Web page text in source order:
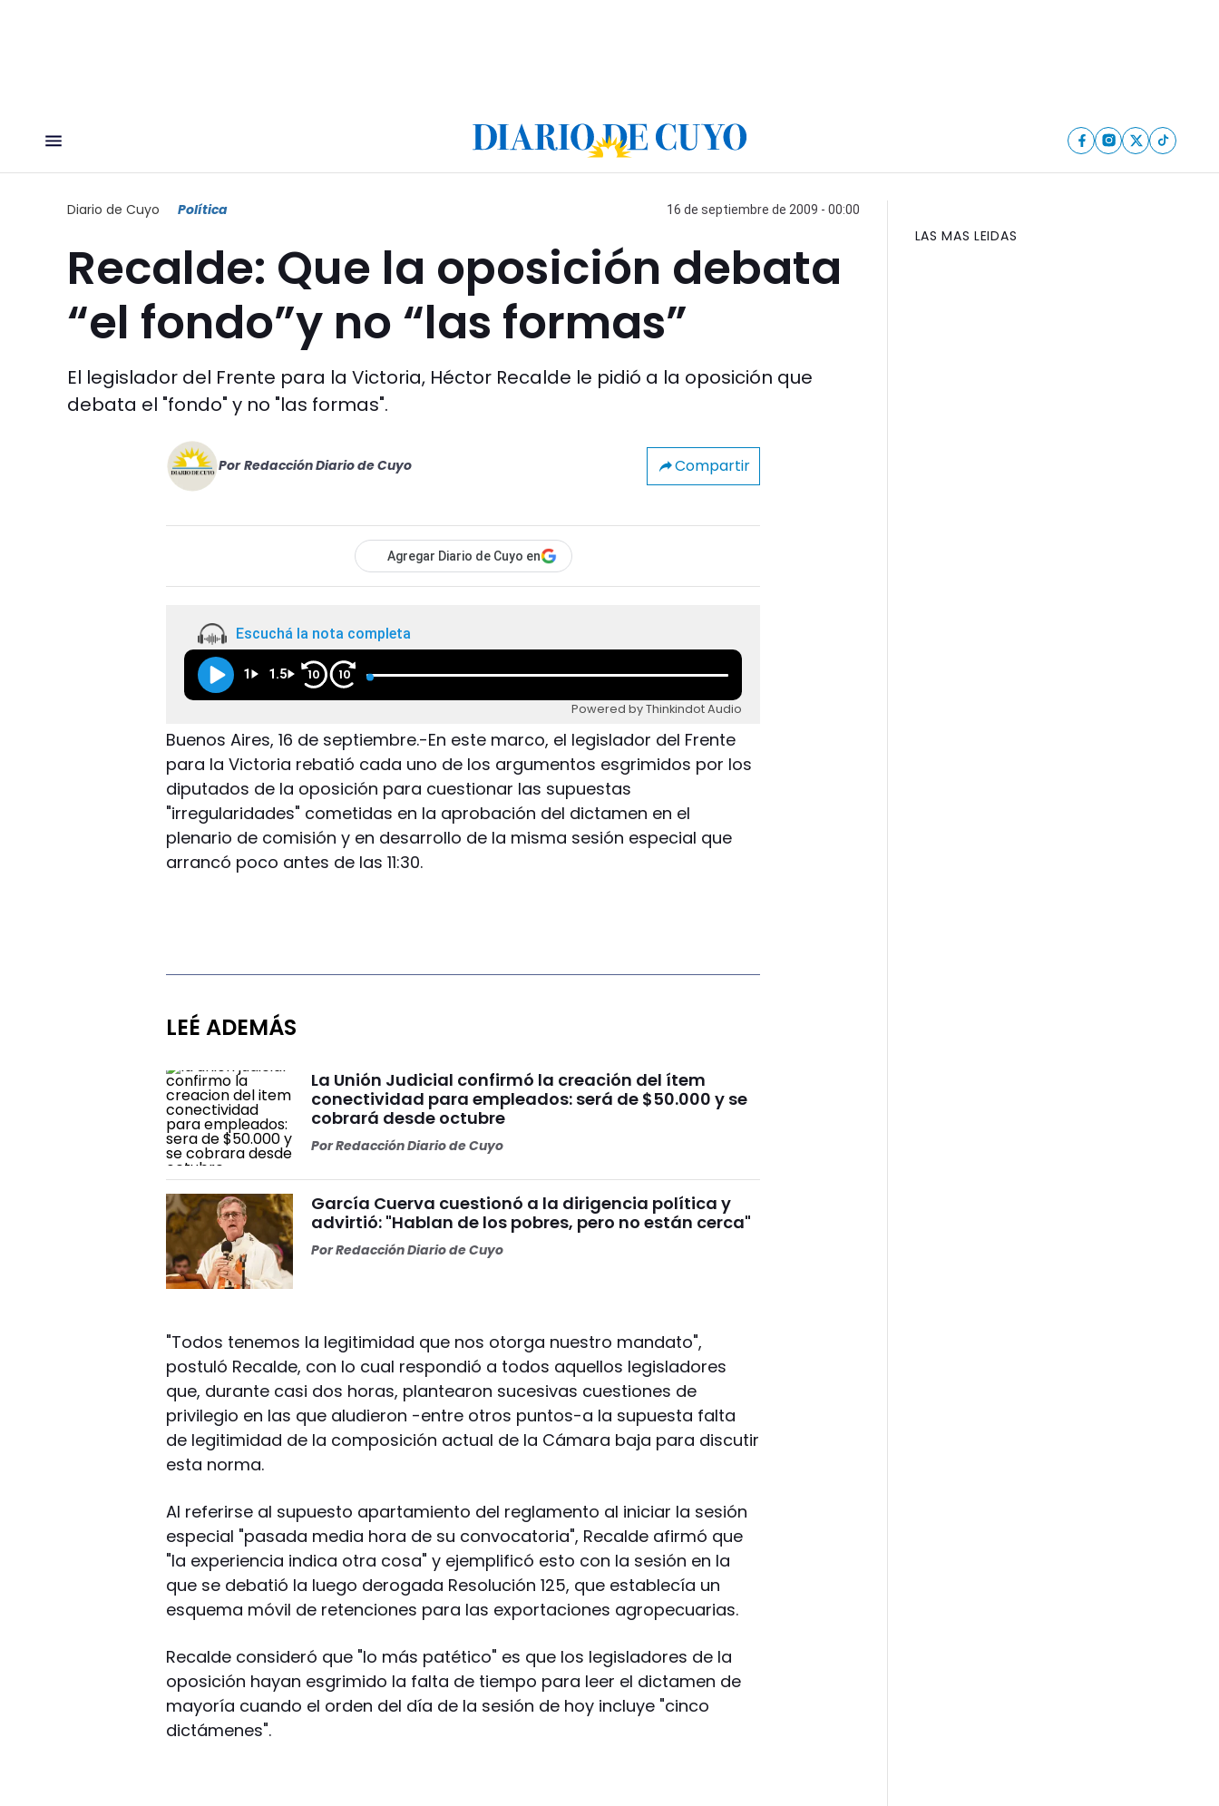
Diario de Cuyo Política 16 de septiembre de 2009 - 00:00
Recalde: Que la oposición debata
“el fondo”y no “las formas”
El legislador del Frente para la Victoria, Héctor Recalde le pidió a la oposición que
debata el "fondo" y no "las formas".
Por Redacción Diario de Cuyo Compartir
Agregar Diario de Cuyo en
Escuchá la nota completa
1 1.5 10 10
Powered by Thinkindot Audio
Buenos Aires, 16 de septiembre.-En este marco, el legislador del Frente
para la Victoria rebatió cada uno de los argumentos esgrimidos por los
diputados de la oposición para cuestionar las supuestas
"irregularidades" cometidas en la aprobación del dictamen en el
plenario de comisión y en desarrollo de la misma sesión especial que
arrancó poco antes de las 11:30.
LEÉ ADEMÁS
La Unión Judicial confirmó la creación del ítem
conectividad para empleados: será de $50.000 y se
cobrará desde octubre
PorRedacción Diario de Cuyo
García Cuerva cuestionó a la dirigencia política y
advirtió: "Hablan de los pobres, pero no están cerca"
PorRedacción Diario de Cuyo
"Todos tenemos la legitimidad que nos otorga nuestro mandato",
postuló Recalde, con lo cual respondió a todos aquellos legisladores
que, durante casi dos horas, plantearon sucesivas cuestiones de
privilegio en las que aludieron -entre otros puntos-a la supuesta falta
de legitimidad de la composición actual de la Cámara baja para discutir
esta norma.
Al referirse al supuesto apartamiento del reglamento al iniciar la sesión
especial "pasada media hora de su convocatoria", Recalde afirmó que
"la experiencia indica otra cosa" y ejemplificó esto con la sesión en la
que se debatió la luego derogada Resolución 125, que establecía un
esquema móvil de retenciones para las exportaciones agropecuarias.
Recalde consideró que "lo más patético" es que los legisladores de la
oposición hayan esgrimido la falta de tiempo para leer el dictamen de
mayoría cuando el orden del día de la sesión de hoy incluye "cinco
dictámenes".
LAS MAS LEIDAS